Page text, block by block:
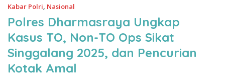
Kabar Polri, Nasional
Polres Dharmasraya Ungkap
Kasus TO, Non-TO Ops Sikat
Singgalang 2025, dan Pencurian
Kotak Amal